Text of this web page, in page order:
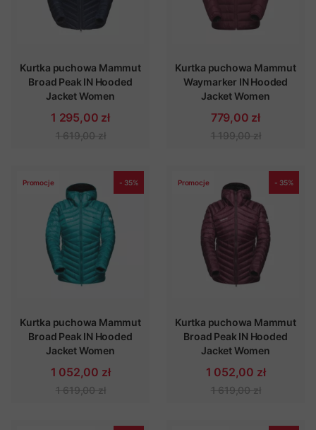
Kurtka puchowa Mammut
Broad Peak IN Hooded
Jacket Women
1 295,00 zł
1 619,00 zł
Kurtka puchowa Mammut
Waymarker IN Hooded
Jacket Women
779,00 zł
1 199,00 zł
Promocje - 35%
Kurtka puchowa Mammut
Broad Peak IN Hooded
Jacket Women
1 052,00 zł
1 619,00 zł
Promocje - 35%
Kurtka puchowa Mammut
Broad Peak IN Hooded
Jacket Women
1 052,00 zł
1 619,00 zł